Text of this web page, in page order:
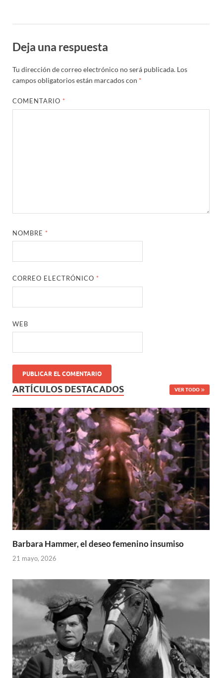
Deja una respuesta
Tu dirección de correo electrónico no será publicada. Los
campos obligatorios están marcados con *
COMENTARIO *
NOMBRE *
CORREO ELECTRÓNICO *
WEB
ARTÍCULOS DESTACADOS VER TODO
Barbara Hammer, el deseo femenino insumiso
21 mayo, 2026